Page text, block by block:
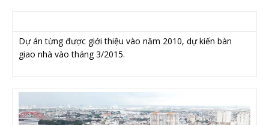
Dự án từng được giới thiệu vào năm 2010, dự kiến bàn
giao nhà vào tháng 3/2015.